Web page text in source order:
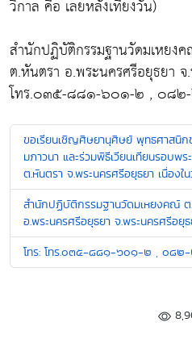
วิกาล คือ เลยหลังเที่ยงวัน)
สำนักปฏิบัติกรรมฐานวัดมเหยง
ต.หันตรา อ.พระนครศรีอยุธยา
โทร.๐๓๕-๘๘๑-๖๐๑-๒ , ๐๘
ขอเรียนเชิญศิษยานุศิษย์ พุทธศาสนิ
มภาวนา และร่วมพิธีเวียนเทียนรอบ
ต.หันตรา จ.พระนครศรีอยุธยา เนื่องใ
สำนักปฏิบัติกรรมฐานวัดมเหยงคณ์‬ ต
อ.พระนครศรีอยุธยา จ.พระนครศ
โทร: โทร.๐๓๕-๘๘๑-๖๐๑-๒ , ๐๘